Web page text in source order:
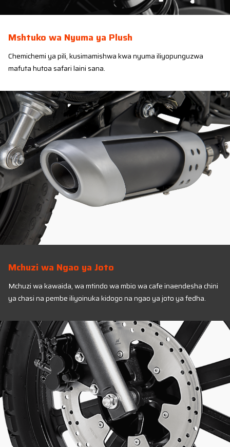
Mshtuko wa Nyuma ya Plush
Chemichemi ya pili, kusimamishwa kwa nyuma iliyopunguzwa
mafuta hutoa safari laini sana.
Mchuzi wa Ngao ya Joto
Mchuzi wa kawaida, wa mtindo wa mbio wa cafe inaendesha chini
ya chasi na pembe iliyoinuka kidogo na ngao ya joto ya fedha.